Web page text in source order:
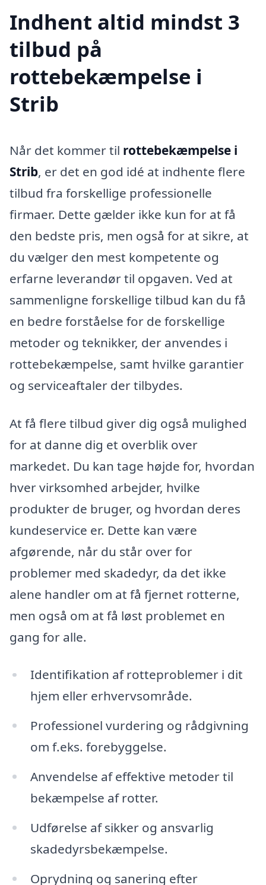
Indhent altid mindst 3
tilbud på
rottebekæmpelse i
Strib
Når det kommer til rottebekæmpelse i
Strib, er det en god idé at indhente flere
tilbud fra forskellige professionelle
firmaer. Dette gælder ikke kun for at få
den bedste pris, men også for at sikre, at
du vælger den mest kompetente og
erfarne leverandør til opgaven. Ved at
sammenligne forskellige tilbud kan du få
en bedre forståelse for de forskellige
metoder og teknikker, der anvendes i
rottebekæmpelse, samt hvilke garantier
og serviceaftaler der tilbydes.
At få flere tilbud giver dig også mulighed
for at danne dig et overblik over
markedet. Du kan tage højde for, hvordan
hver virksomhed arbejder, hvilke
produkter de bruger, og hvordan deres
kundeservice er. Dette kan være
afgørende, når du står over for
problemer med skadedyr, da det ikke
alene handler om at få fjernet rotterne,
men også om at få løst problemet en
gang for alle.
Identifikation af rotteproblemer i dit
hjem eller erhvervsområde.
Professionel vurdering og rådgivning
om f.eks. forebyggelse.
Anvendelse af effektive metoder til
bekæmpelse af rotter.
Udførelse af sikker og ansvarlig
skadedyrsbekæmpelse.
Oprydning og sanering efter